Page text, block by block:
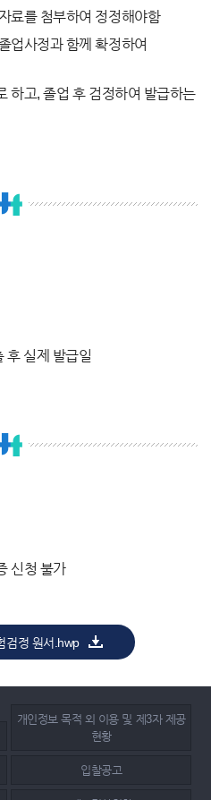
료를 첨부하여 정정해야함
업사정과 함께 확정하여
하고, 졸업 후 검정하여 발급하는
후 실제 발급일
신청 불가
검정 원서.hwp
개인정보 목적 외 이용 및 제3자 제공
현황
입찰공고